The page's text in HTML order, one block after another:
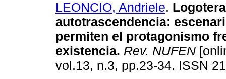
LEONCIO, Andriele.
autotrascendencia:
permiten el protagonismo
existencia. Rev. NUFEN
vol.13, n.3, pp.23-34. ISSN